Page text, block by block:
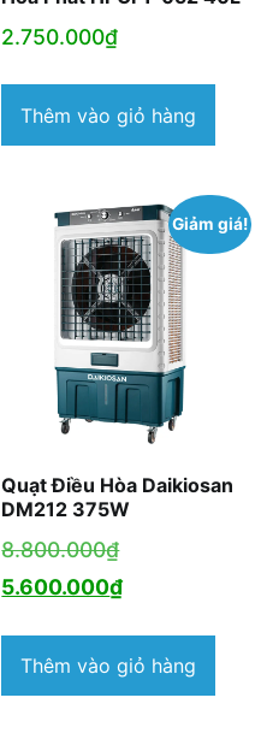
2.750.000₫
Thêm vào giỏ hàng
Giảm giá!
Quạt Điều Hòa Daikiosan
DM212 375W
8.800.000₫Giá
gốc
8.800.000₫.
5.600.000₫Giá
tại
là:
Thêm vào giỏ hàng